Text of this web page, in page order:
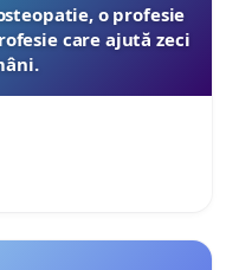
o profesie
care ajută zeci